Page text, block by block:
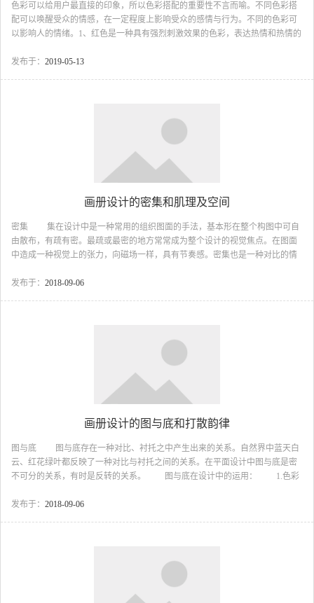
色彩可以给用户最直接的印象，所以色彩搭配的重要性不言而喻。不同色彩搭
配可以唤醒受众的情感，在一定程度上影响受众的感情与行为。不同的色彩可
以影响人的情绪。1、红色是一种具有强烈刺激效果的色彩，表达热情和热情的
色一样具有刺激效果的橙色能够使观赏者产生欢欣轻快的感觉；橙色是一种温
够带给观赏者平和安宁的感觉，与淡白色、金黄色搭配...
发布于： 2019-05-13
画册设计的密集和肌理及空间
密集 集在设计中是一种常用的组织图面的手法，基本形在整个构图中可自
由散布，有疏有密。最疏或最密的地方常常成为整个设计的视觉焦点。在图面
中造成一种视觉上的张力，向磁场一样，具有节奏感。密集也是一种对比的情
集的分类： 1.点的密集：在设计中将一个概念性的点放于构图上的某一
形的组织没有点或线的密集约束，完全是自由散...
发布于： 2018-09-06
画册设计的图与底和打散韵律
图与底 图与底存在一种对比、衬托之中产生出来的关系。自然界中蓝天白
云、红花绿叶都反映了一种对比与衬托之间的关系。在平面设计中图与底是密
不可分的关系，有时是反转的关系。 图与底在设计中的运用： 1.色彩
大小的比较中，小的有图感。 4.在空间被包围的形状有图感。 5.在静
发布于： 2018-09-06